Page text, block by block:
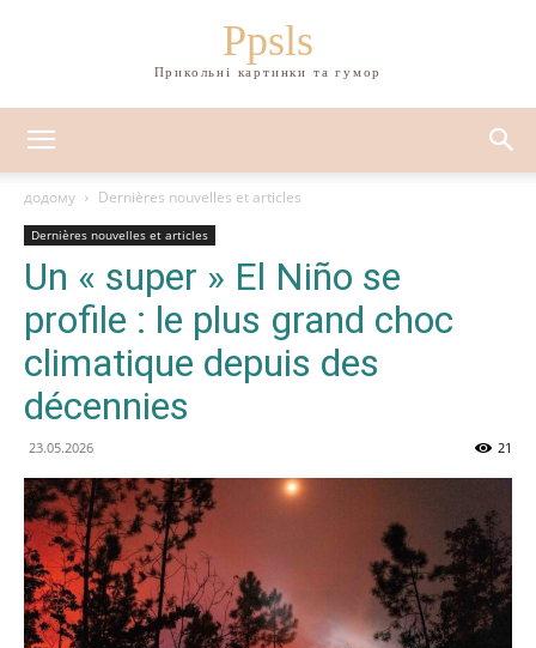
Ppsls
Прикольні картинки та гумор
додому Dernières nouvelles et articles
Dernières nouvelles et articles
Un « super » El Niño se
profile : le plus grand choc
climatique depuis des
décennies
23.05.2026 21